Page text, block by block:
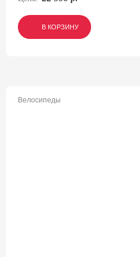
В КОРЗИНУ
В КОРЗИНУ
В КОРЗИНУ
Велосипеды